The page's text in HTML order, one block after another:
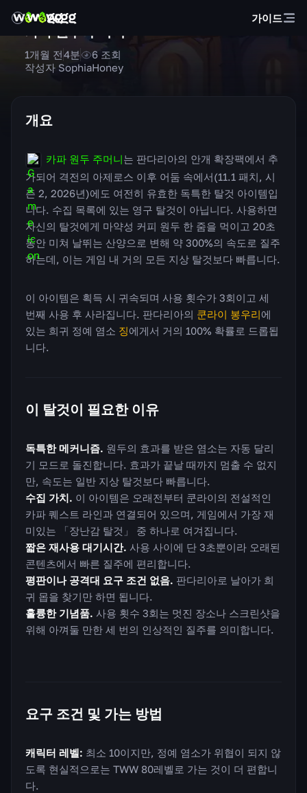
가이드
작성자 SophiaHoney
1개월 전4분 6 조회
개요
카파 원두 주머니는 판다리아의 안개 확장팩에서 추
가되어 격전의 아제로스 이후 어둠 속에서(11.1 패치, 시
즌 2, 2026년)에도 여전히 유효한 독특한 탈것 아이템입
니다. 수집 목록에 있는 영구 탈것이 아닙니다. 사용하면
자신의 탈것에게 마약성 커피 원두 한 줌을 먹이고 20초
동안 미쳐 날뛰는 산양으로 변해 약 300%의 속도로 질주
하는데, 이는 게임 내 거의 모든 지상 탈것보다 빠릅니다.
이 아이템은 획득 시 귀속되며 사용 횟수가 3회이고 세
번째 사용 후 사라집니다. 판다리아의 쿤라이 봉우리에
있는 희귀 정예 염소 징에게서 거의 100% 확률로 드롭됩
니다.
이 탈것이 필요한 이유
독특한 메커니즘. 원두의 효과를 받은 염소는 자동 달리
기 모드로 돌진합니다. 효과가 끝날 때까지 멈출 수 없지
만, 속도는 일반 지상 탈것보다 빠릅니다.
수집 가치. 이 아이템은 오래전부터 쿤라이의 전설적인
카파 퀘스트 라인과 연결되어 있으며, 게임에서 가장 재
미있는 「장난감 탈것」 중 하나로 여겨집니다.
짧은 재사용 대기시간. 사용 사이에 단 3초뿐이라 오래된
콘텐츠에서 빠른 질주에 편리합니다.
평판이나 공격대 요구 조건 없음. 판다리아로 날아가 희
귀 몹을 찾기만 하면 됩니다.
훌륭한 기념품. 사용 횟수 3회는 멋진 장소나 스크린샷을
위해 아껴둘 만한 세 번의 인상적인 질주를 의미합니다.
요구 조건 및 가는 방법
캐릭터 레벨: 최소 10이지만, 정예 염소가 위협이 되지 않
도록 현실적으로는 TWW 80레벨로 가는 것이 더 편합니
다.